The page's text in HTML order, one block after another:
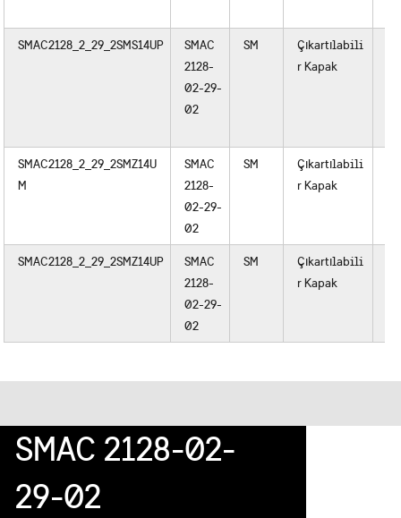
SMAC2128_2_29_2SMS14UP
SMAC
2128-
02-29-
02
SM
Çıkartılabili
r Kapak
SMAC2128_2_29_2SMZ14U
M
SMAC
2128-
02-29-
02
SM
Çıkartılabili
r Kapak
SMAC2128_2_29_2SMZ14UP
SMAC
2128-
02-29-
02
SM
Çıkartılabili
r Kapak
SMAC 2128-02-
29-02